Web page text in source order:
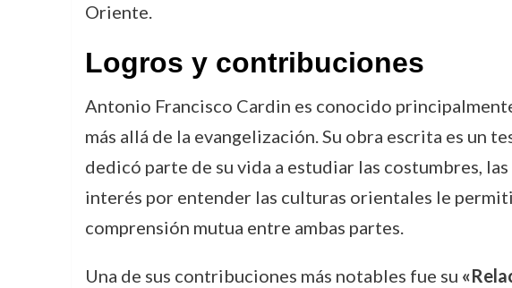
Oriente.
Logros y contribuciones
Antonio Francisco Cardin es conocido
más allá de la evangelización. Su obra escrita es un
dedicó parte de su vida a estudiar las costumbres,
interés por entender las culturas orientales le
comprensión mutua entre ambas partes.
Una de sus contribuciones más notables fue su